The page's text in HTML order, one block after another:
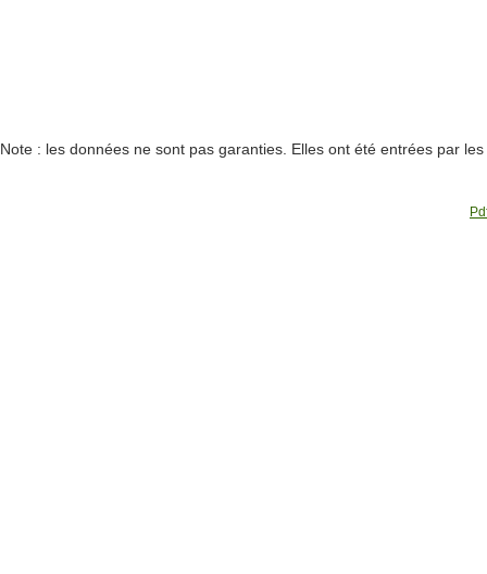
Note : les données ne sont pas garanties. Elles ont été entrées par